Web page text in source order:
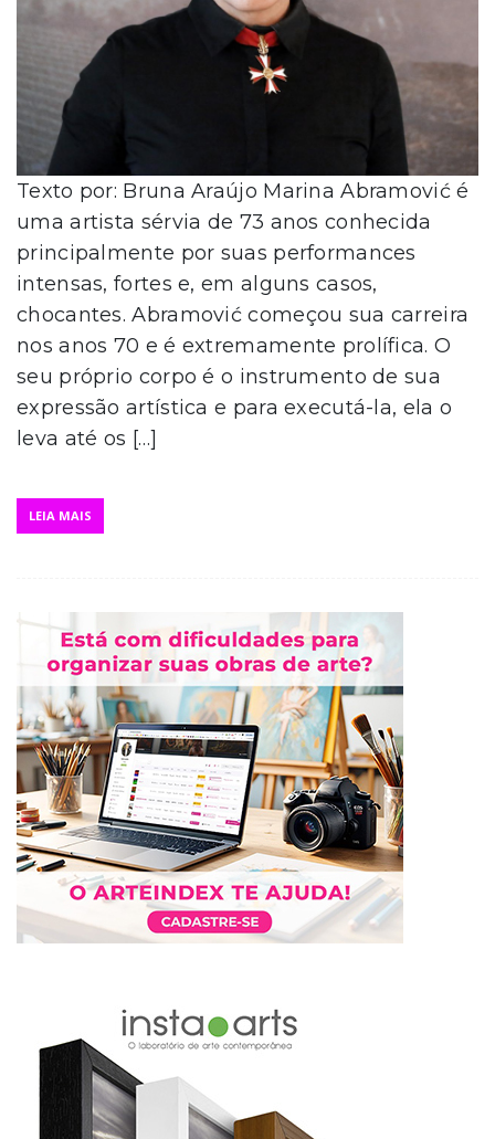
Texto por: Bruna Araújo Marina Abramović é
uma artista sérvia de 73 anos conhecida
principalmente por suas performances
intensas, fortes e, em alguns casos,
chocantes. Abramović começou sua carreira
nos anos 70 e é extremamente prolífica. O
seu próprio corpo é o instrumento de sua
expressão artística e para executá-la, ela o
leva até os […]
LEIA MAIS